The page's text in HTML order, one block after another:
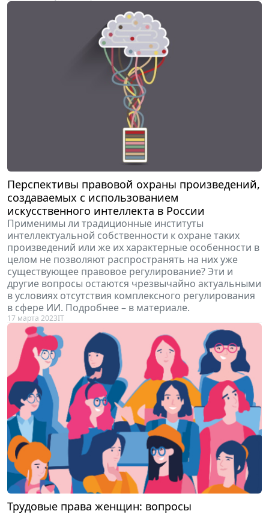
Перспективы правовой охраны произведений,
создаваемых с использованием
искусственного интеллекта в России
Применимы ли традиционные институты
интеллектуальной собственности к охране таких
произведений или же их характерные особенности в
целом не позволяют распространять на них уже
существующее правовое регулирование? Эти и
другие вопросы остаются чрезвычайно актуальными
в условиях отсутствия комплексного регулирования
в сфере ИИ. Подробнее – в материале.
17 марта 2023IT
Трудовые права женщин: вопросы